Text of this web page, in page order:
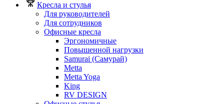
Кресла и стулья
Для руководителей
Для сотрудников
Офисные кресла
Эргономичные
Повышенной нагрузки
Samurai (Самурай)
Metta
Metta Yoga
King
RV DESIGN